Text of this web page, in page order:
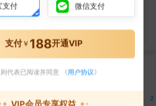
有限公司
2 2
支付 微信支付
支付￥ 188开通VIP
代表已阅读并同意 《用户协议》